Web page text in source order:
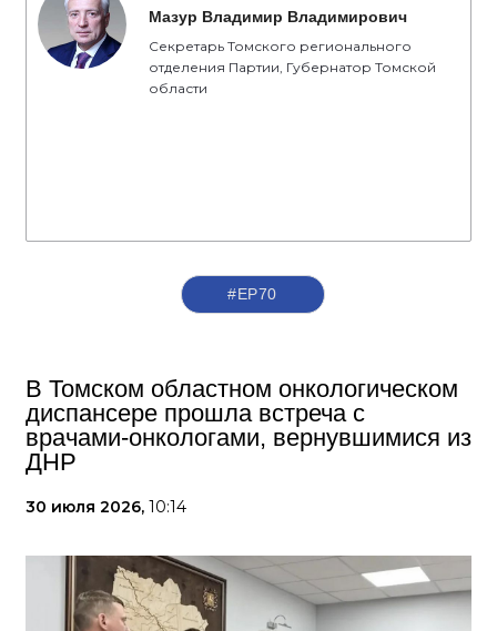
Мазур Владимир Владимирович
Секретарь Томского регионального
отделения Партии, Губернатор Томской
области
#ЕР70
В Томском областном онкологическом
диспансере прошла встреча с
врачами-онкологами, вернувшимися из
ДНР
30 июля 2026, 10:14